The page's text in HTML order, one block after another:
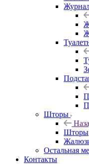
Шторы
Шторы
Остальная
Контакты